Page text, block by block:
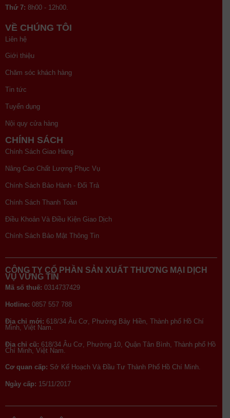
Thứ 7: 8h00 - 12h00.
VỀ CHÚNG TÔI
Liên hệ
Giới thiệu
Chăm sóc khách hàng
Tin tức
Tuyển dụng
Nội quy cửa hàng
CHÍNH SÁCH
Chính Sách Giao Hàng
Nâng Cao Chất Lượng Phục Vụ
Chính Sách Bảo Hành - Đổi Trả
Chính Sách Thanh Toán
Điều Khoản Và Điều Kiện Giao Dịch
Chính Sách Bảo Mật Thông Tin
CÔNG TY CỔ PHẦN SẢN XUẤT THƯƠNG MẠI DỊCH
VỤ VỮNG TÍN
Mã số thuế: 0314737429
Hotline: 0857 557 788
Địa chỉ mới: 618/34 Âu Cơ, Phường Bảy Hiền, Thành phố Hồ Chí
Minh, Việt Nam.
Địa chỉ cũ: 618/34 Âu Cơ, Phường 10, Quận Tân Bình, Thành phố Hồ
Chí Minh, Việt Nam.
Cơ quan cấp: Sở Kế Hoạch Và Đầu Tư Thành Phố Hồ Chí Minh.
Ngày cấp: 15/11/2017